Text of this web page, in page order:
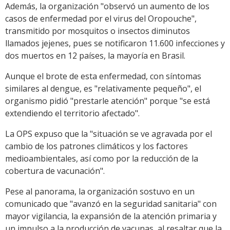
Además, la organización "observó un aumento de los
casos de enfermedad por el virus del Oropouche",
transmitido por mosquitos o insectos diminutos
llamados jejenes, pues se notificaron 11.600 infecciones y
dos muertos en 12 países, la mayoría en Brasil.
Aunque el brote de esta enfermedad, con síntomas
similares al dengue, es "relativamente pequeño", el
organismo pidió "prestarle atención" porque "se está
extendiendo el territorio afectado".
La OPS expuso que la "situación se ve agravada por el
cambio de los patrones climáticos y los factores
medioambientales, así como por la reducción de la
cobertura de vacunación".
Pese al panorama, la organización sostuvo en un
comunicado que "avanzó en la seguridad sanitaria" con
mayor vigilancia, la expansión de la atención primaria y